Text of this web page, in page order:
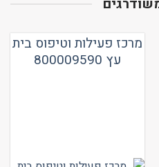
מרכז פעילות וטיפוס בית
עץ 800009590